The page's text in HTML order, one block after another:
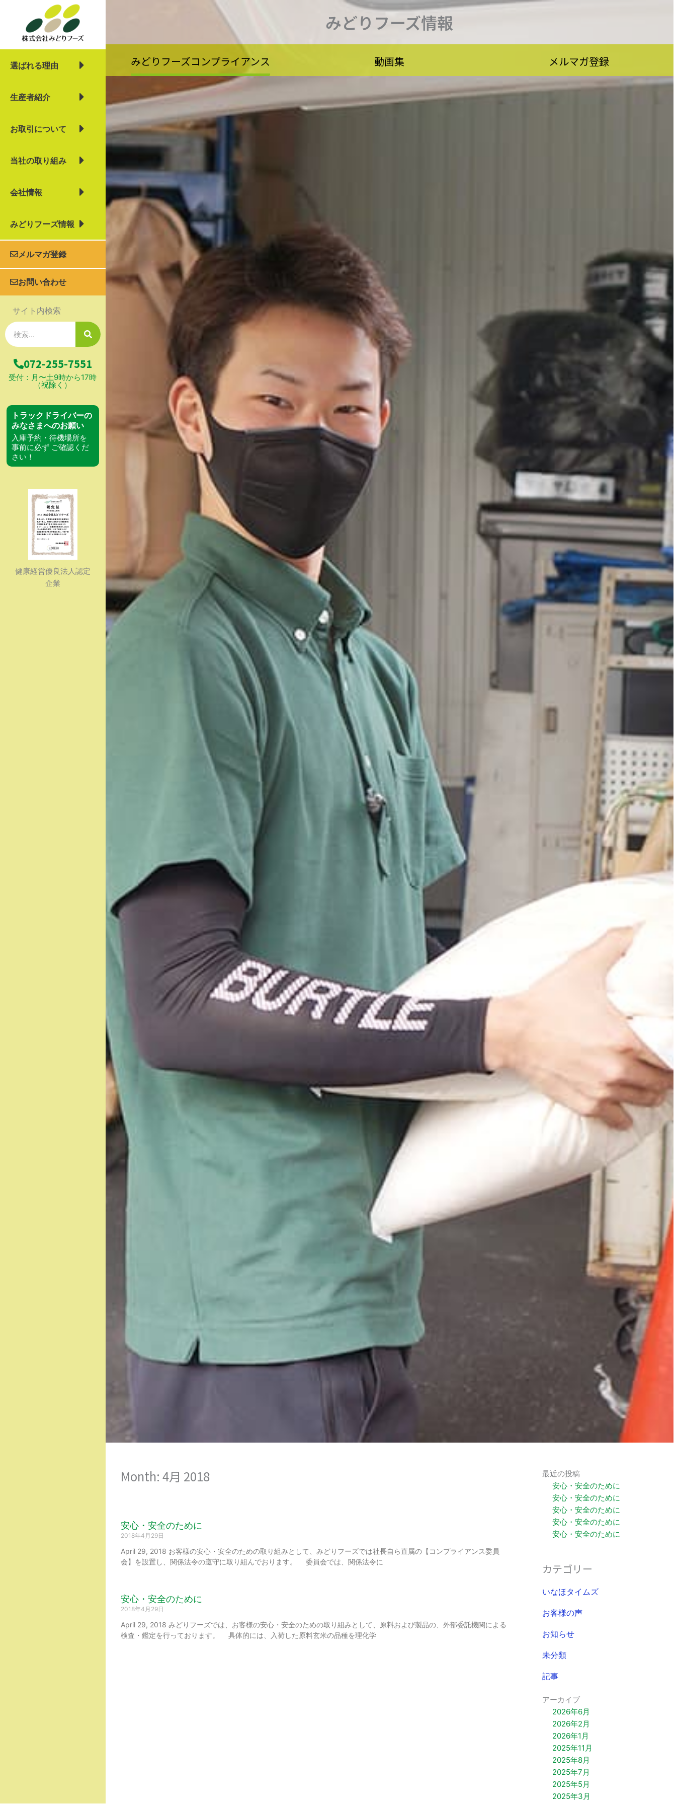
選ばれる理由
生産者紹介
お取引について
当社の取り組み
会社情報
みどりフーズ情報
メルマガ登録
お問い合わせ
サイト内検索
検
索
072-255-7551
受付：月〜土9時から17時
（祝除く）
トラックドライバーの
みなさまへのお願い
入庫予約・待機場所を
事前に必ず ご確認くだ
さい！
健康経営優良法人認定
企業
みどりフーズ情報
みどりフーズコンプライアンス 動画集 メルマガ登録
Month: 4月 2018
安心・安全のために
2018年4月29日
April 29, 2018 お客様の安心・安全のための取り組みとして、みどりフーズでは社長自ら直属の【コンプライアンス委員
会】を設置し、関係法令の遵守に取り組んでおります。 委員会では、関係法令に
安心・安全のために
2018年4月29日
April 29, 2018 みどりフーズでは、お客様の安心・安全のための取り組みとして、原料および製品の、外部委託機関による
検査・鑑定を行っております。 具体的には、入荷した原料玄米の品種を理化学
最近の投稿
安心・安全のために
安心・安全のために
安心・安全のために
安心・安全のために
安心・安全のために
カテゴリー
いなほタイムズ
お客様の声
お知らせ
未分類
記事
アーカイブ
2026年6月
2026年2月
2026年1月
2025年11月
2025年8月
2025年7月
2025年5月
2025年3月